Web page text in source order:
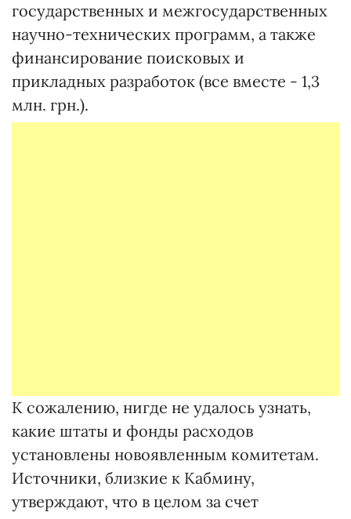
государственных и межгосударственных
научно-технических программ, а также
финансирование поисковых и
прикладных разработок (все вместе - 1,3
млн. грн.).
К сожалению, нигде не удалось узнать,
какие штаты и фонды расходов
установлены новоявленным комитетам.
Источники, близкие к Кабмину,
утверждают, что в целом за счет